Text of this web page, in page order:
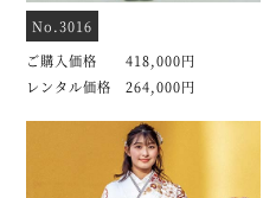
No.3016
ご購入価格 418,000円
レンタル価格 264,000円